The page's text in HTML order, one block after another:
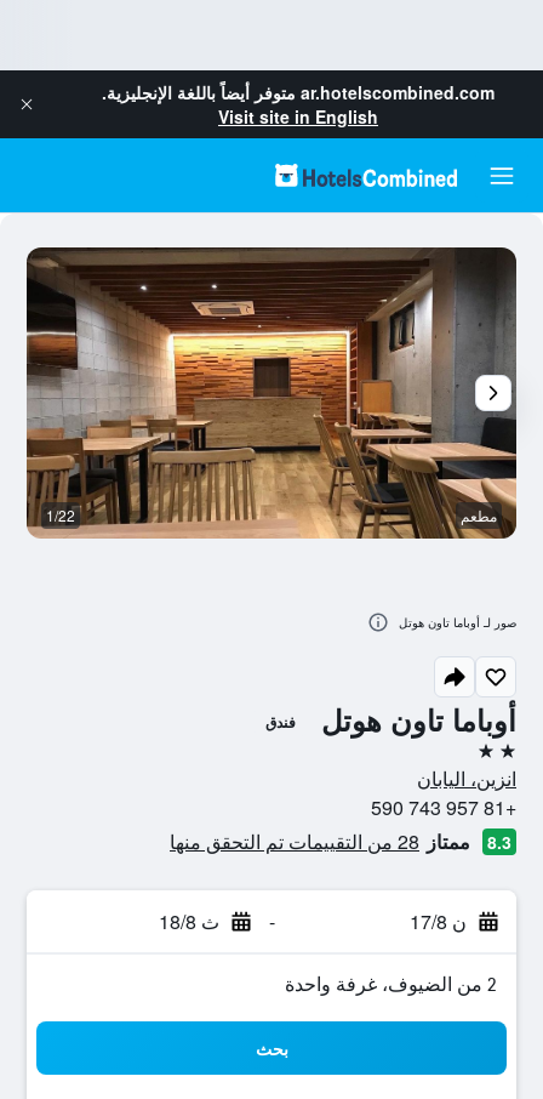
ar.hotelscombined.com متوفر أيضاً باللغة الإنجليزية.
Visit site in English
أوباما تاون هوتل فندق
2 نجمتين
انزين، اليابان
+81 957 743 590
8.3 ممتاز 28 من التقييمات تم التحقق منها
ن 17/8 - ث 18/8
2 من الضيوف، غرفة واحدة
بحث
مطعم 1/22
صور لـ أوباما تاون هوتل